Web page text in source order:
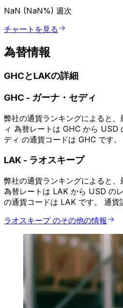
NaN (NaN%) 週次
チャートを見る
為替情報
GHCとLAKの詳細
GHC - ガーナ・セディ
弊社の通貨ランキングによると
ィ 為替レートは GHC から USD
ディ の通貨コードは GHC です
LAK - ラオスキープ
弊社の通貨ランキングによると
為替レートは LAK から USD の
の通貨コードは LAK です。 通貨
ラオスキープ のその他の情報